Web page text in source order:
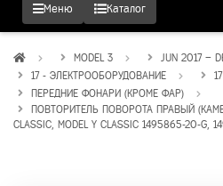
Меню Каталог
MODEL 3
JUN 2017 –
17 - ЭЛЕКТРООБОРУДОВАНИЕ
ПЕРЕДНИЕ ФОНАРИ (КРОМЕ ФАР)
ПОВТОРИТЕЛЬ ПОВОРОТА ПРАВЫЙ
CLASSIC, MODEL Y CLASSIC 1495865-20-G,